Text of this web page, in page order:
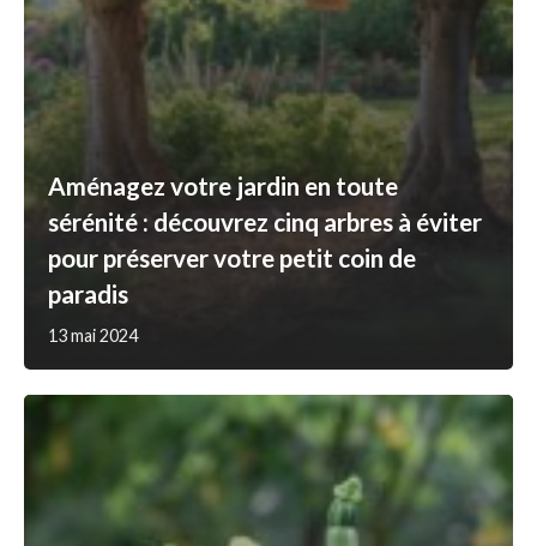
Aménagez votre jardin en toute
sérénité : découvrez cinq arbres à éviter
pour préserver votre petit coin de
paradis
13 mai 2024